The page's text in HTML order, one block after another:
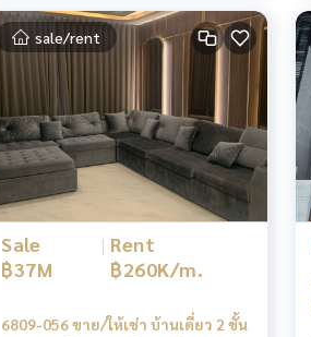
sale/rent
Sale
฿37M
| Rent
฿260K/m.
6809-056 ขาย/ให้เช่า บ้านเดี่ยว 2 ชั้น